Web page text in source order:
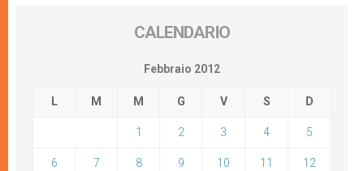
CALENDARIO
Febbraio 2012
L M M G V S D
1 2 3 4 5
6 7 8 9 10 11 12